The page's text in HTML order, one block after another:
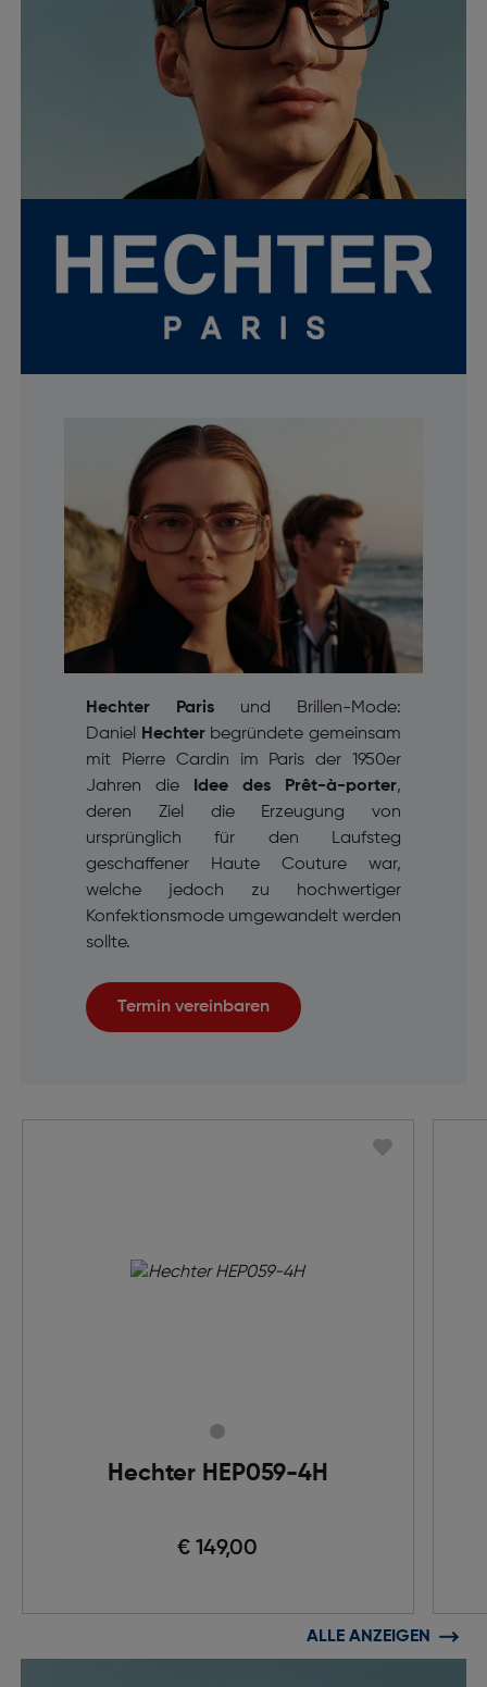
Hechter Parisund Brillen-Mode:
Daniel
Hechterbegründete gemeinsam
mit Pierre Cardin im Paris der 1950er
Jahren die
Idee des Prêt-à-porter,
deren Ziel die Erzeugung von
ursprünglich für den Laufsteg
geschaffener Haute Couture war,
welche jedoch zu hochwertiger
Konfektionsmode umgewandelt werden
sollte.
Termin vereinbaren
Hechter HEP059-4H
€ 149,00
ALLE ANZEIGEN